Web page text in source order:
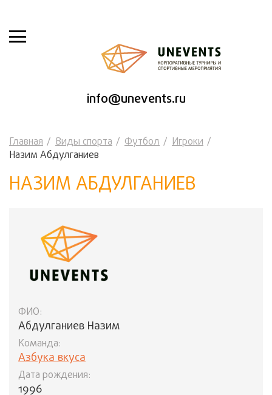
info@unevents.ru
Главная Виды спорта Футбол
Игроки
Назим Абдулганиев
НАЗИМ АБДУЛГАНИЕВ
ФИО:
Абдулганиев Назим
Команда:
Азбука вкуса
Дата рождения:
1996